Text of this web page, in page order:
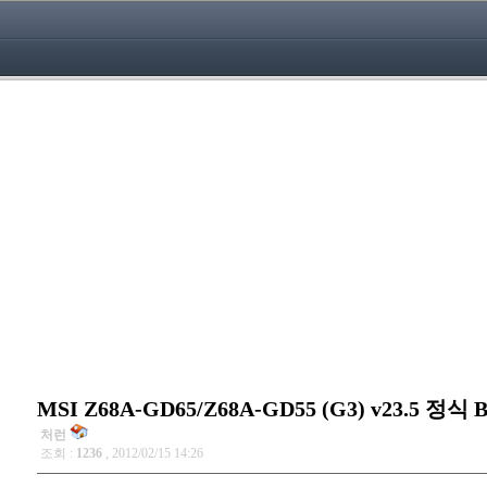
MSI Z68A-GD65/Z68A-GD55 (G3) v23.5 정식
처런
조회 : 1236 , 2012/02/15 14:26